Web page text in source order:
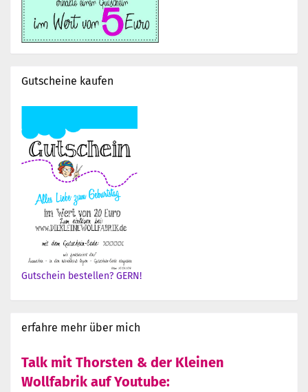
Gutscheine kaufen
Gutschein bestellen? GERN!
erfahre mehr über mich
Talk mit Thorsten & der Kleinen
Wollfabrik auf Youtube: